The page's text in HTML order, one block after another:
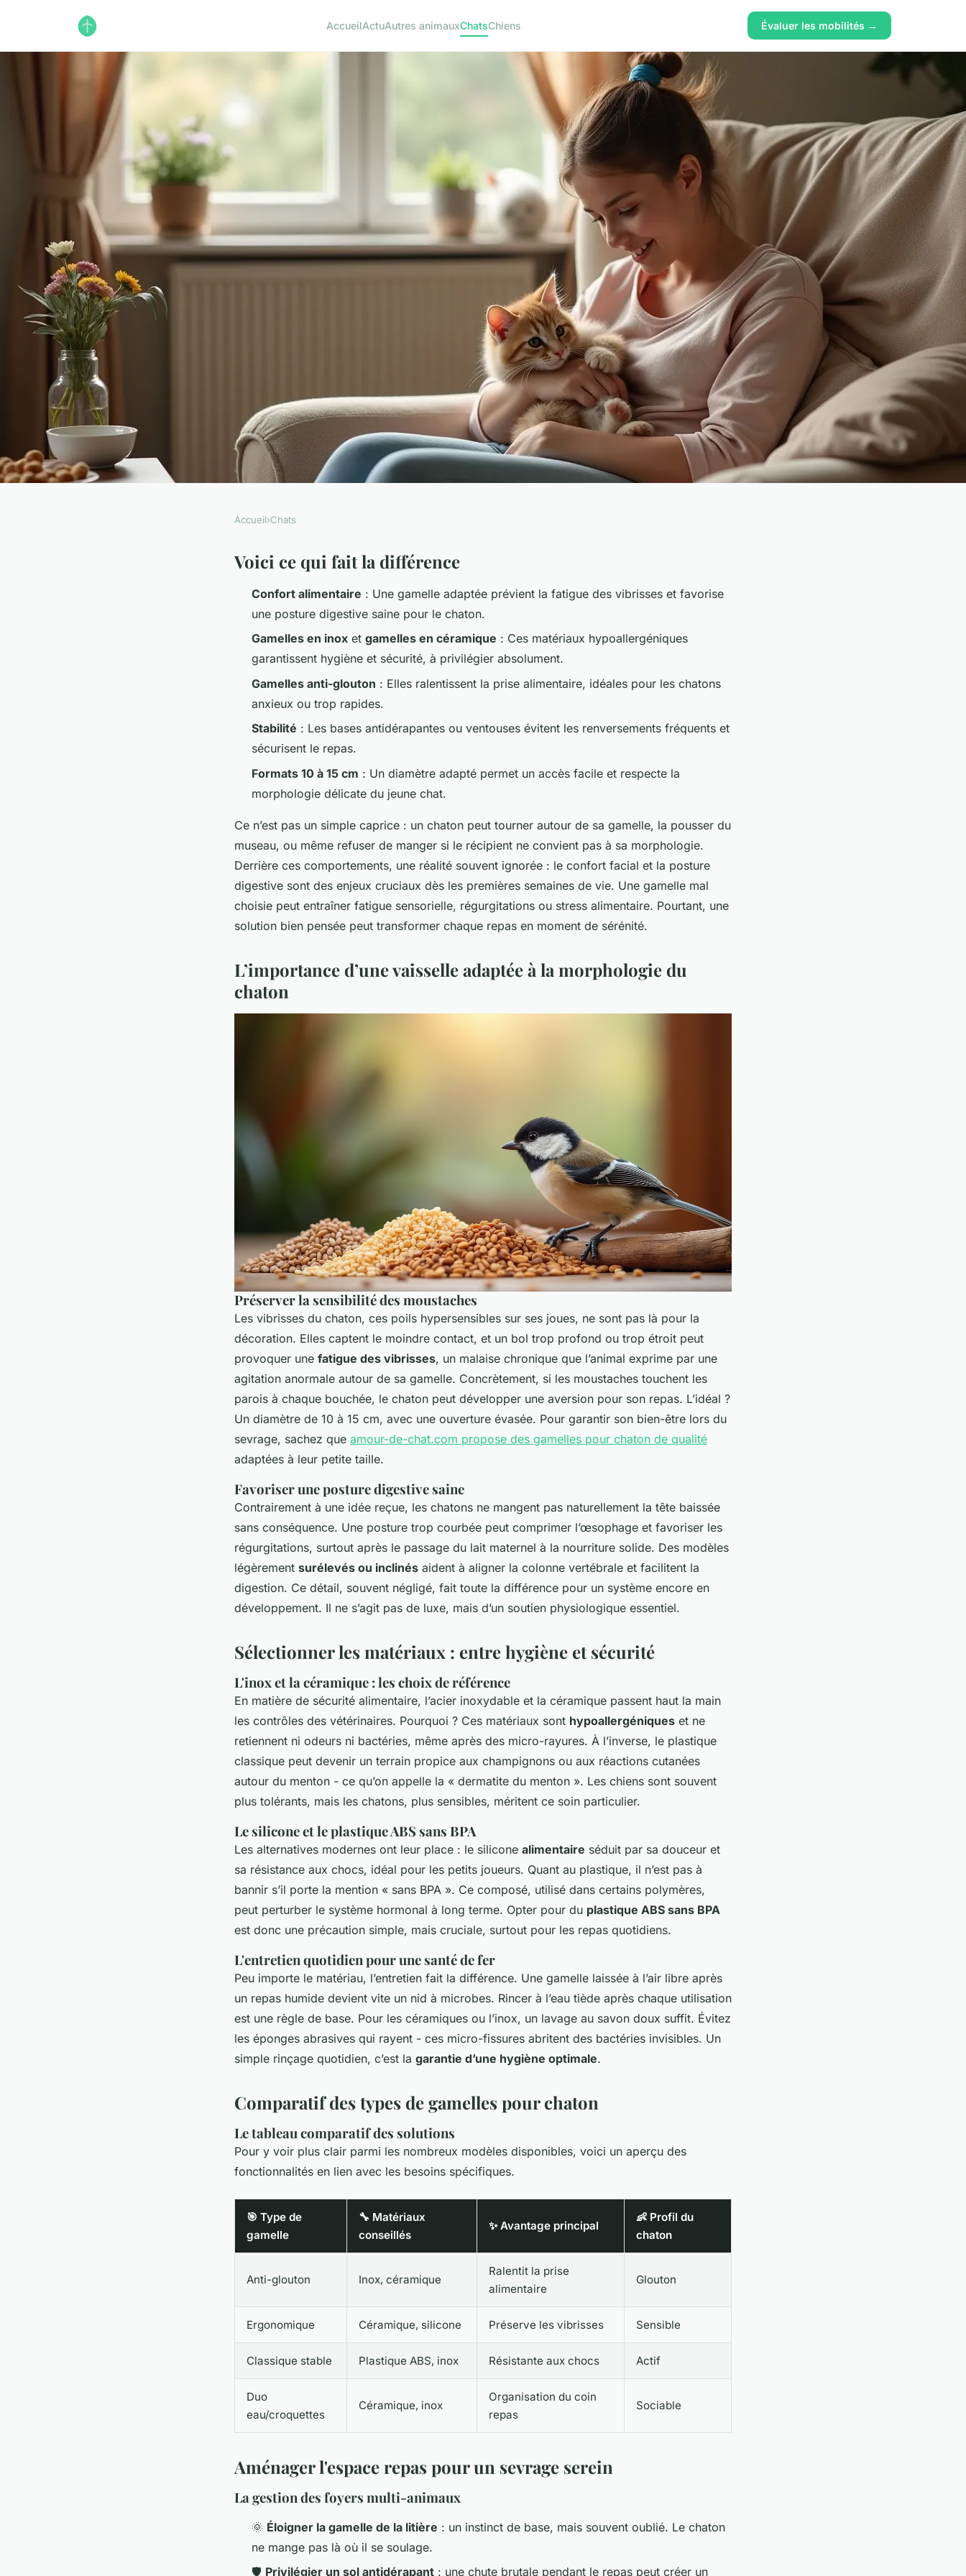
AccueilActuAutres animauxChatsChiens Évaluer les mobilités →
Gamelles chaton : confort et choix
idéal pour leur croissance
9 min de lecture
Accueil›Chats
Voici ce qui fait la différence
Confort alimentaire : Une gamelle adaptée prévient la fatigue des vibrisses et favorise
une posture digestive saine pour le chaton.
Gamelles en inox et gamelles en céramique : Ces matériaux hypoallergéniques
garantissent hygiène et sécurité, à privilégier absolument.
Gamelles anti-glouton : Elles ralentissent la prise alimentaire, idéales pour les chatons
anxieux ou trop rapides.
Stabilité : Les bases antidérapantes ou ventouses évitent les renversements fréquents et
sécurisent le repas.
Formats 10 à 15 cm : Un diamètre adapté permet un accès facile et respecte la
morphologie délicate du jeune chat.
Ce n’est pas un simple caprice : un chaton peut tourner autour de sa gamelle, la pousser du
museau, ou même refuser de manger si le récipient ne convient pas à sa morphologie.
Derrière ces comportements, une réalité souvent ignorée : le confort facial et la posture
digestive sont des enjeux cruciaux dès les premières semaines de vie. Une gamelle mal
choisie peut entraîner fatigue sensorielle, régurgitations ou stress alimentaire. Pourtant, une
solution bien pensée peut transformer chaque repas en moment de sérénité.
L’importance d’une vaisselle adaptée à la morphologie du
chaton
Préserver la sensibilité des moustaches
Les vibrisses du chaton, ces poils hypersensibles sur ses joues, ne sont pas là pour la
décoration. Elles captent le moindre contact, et un bol trop profond ou trop étroit peut
provoquer une fatigue des vibrisses, un malaise chronique que l’animal exprime par une
agitation anormale autour de sa gamelle. Concrètement, si les moustaches touchent les
parois à chaque bouchée, le chaton peut développer une aversion pour son repas. L’idéal ?
Un diamètre de 10 à 15 cm, avec une ouverture évasée. Pour garantir son bien-être lors du
sevrage, sachez que amour-de-chat.com propose des gamelles pour chaton de qualité
adaptées à leur petite taille.
Favoriser une posture digestive saine
Contrairement à une idée reçue, les chatons ne mangent pas naturellement la tête baissée
sans conséquence. Une posture trop courbée peut comprimer l’œsophage et favoriser les
régurgitations, surtout après le passage du lait maternel à la nourriture solide. Des modèles
légèrement surélevés ou inclinés aident à aligner la colonne vertébrale et facilitent la
digestion. Ce détail, souvent négligé, fait toute la différence pour un système encore en
développement. Il ne s’agit pas de luxe, mais d’un soutien physiologique essentiel.
Sélectionner les matériaux : entre hygiène et sécurité
L'inox et la céramique : les choix de référence
En matière de sécurité alimentaire, l’acier inoxydable et la céramique passent haut la main
les contrôles des vétérinaires. Pourquoi ? Ces matériaux sont hypoallergéniques et ne
retiennent ni odeurs ni bactéries, même après des micro-rayures. À l’inverse, le plastique
classique peut devenir un terrain propice aux champignons ou aux réactions cutanées
autour du menton - ce qu’on appelle la « dermatite du menton ». Les chiens sont souvent
plus tolérants, mais les chatons, plus sensibles, méritent ce soin particulier.
Le silicone et le plastique ABS sans BPA
Les alternatives modernes ont leur place : le silicone alimentaire séduit par sa douceur et
sa résistance aux chocs, idéal pour les petits joueurs. Quant au plastique, il n’est pas à
bannir s’il porte la mention « sans BPA ». Ce composé, utilisé dans certains polymères,
peut perturber le système hormonal à long terme. Opter pour du plastique ABS sans BPA
est donc une précaution simple, mais cruciale, surtout pour les repas quotidiens.
L'entretien quotidien pour une santé de fer
Peu importe le matériau, l’entretien fait la différence. Une gamelle laissée à l’air libre après
un repas humide devient vite un nid à microbes. Rincer à l’eau tiède après chaque utilisation
est une règle de base. Pour les céramiques ou l’inox, un lavage au savon doux suffit. Évitez
les éponges abrasives qui rayent - ces micro-fissures abritent des bactéries invisibles. Un
simple rinçage quotidien, c’est la garantie d’une hygiène optimale.
Comparatif des types de gamelles pour chaton
Le tableau comparatif des solutions
Pour y voir plus clair parmi les nombreux modèles disponibles, voici un aperçu des
fonctionnalités en lien avec les besoins spécifiques.
🎯 Type de
gamelle
🔧 Matériaux
conseillés
✨ Avantage principal
👶 Profil du
chaton
Anti-glouton Inox, céramique
Ralentit la prise
alimentaire
Glouton
Ergonomique Céramique, silicone Préserve les vibrisses Sensible
Classique stable Plastique ABS, inox Résistante aux chocs Actif
Duo
eau/croquettes
Céramique, inox
Organisation du coin
repas
Sociable
Aménager l'espace repas pour un sevrage serein
La gestion des foyers multi-animaux
🌞 Éloigner la gamelle de la litière : un instinct de base, mais souvent oublié. Le chaton
ne mange pas là où il se soulage.
🛡️ Privilégier un sol antidérapant : une chute brutale pendant le repas peut créer un